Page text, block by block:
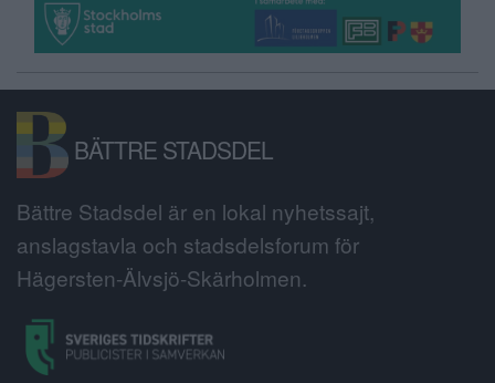
BÄTTRE STADSDEL
Bättre Stadsdel är en lokal nyhetssajt,
anslagstavla och stadsdelsforum för
Hägersten-Älvsjö-Skärholmen.